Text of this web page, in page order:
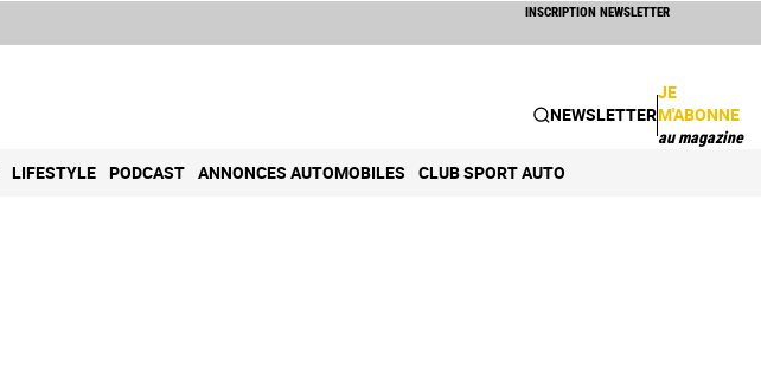
INSCRIPTION NEWSLETTER
NEWSLETTER
JE
M'ABONNE
au magazine
LIFESTYLE PODCAST ANNONCES AUTOMOBILES CLUB SPORT AUTO